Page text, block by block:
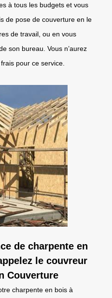
à tous les budgets et vous
de pose de couverture en le
de travail, ou en vous
son bureau. Vous n’aurez
pour ce service.
de charpente en
le couvreur
Couverture
charpente en bois à